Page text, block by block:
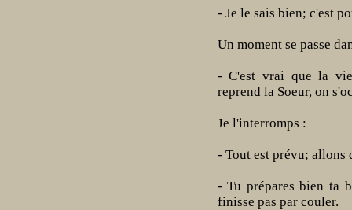
- Je le sais bien; c'est
Un moment se passe
- C'est vrai que la
reprend la Soeur, on
Je l'interromps :
- Tout est prévu; allons
- Tu prépares bien ta
finisse pas par couler.